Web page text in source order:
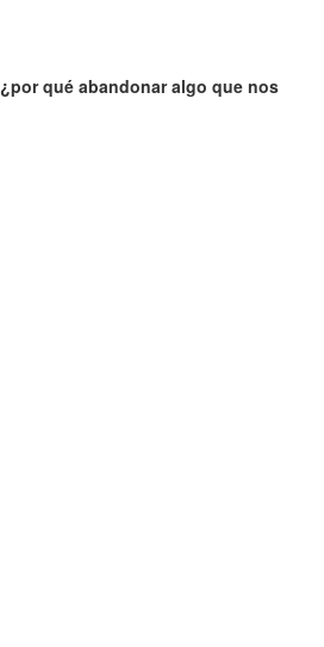
¿por qué abandonar algo que nos